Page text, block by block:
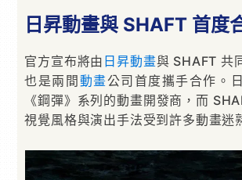
日昇動畫與 SHAFT 首度
官方宣布將由 日昇動畫與 SHAFT 共
也是兩間 動畫公司首度攜手合作。
《鋼彈》系列的動畫開發商，而
視覺風格與演出手法受到許多動畫迷